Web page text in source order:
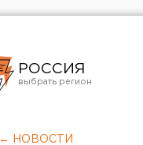
РОССИЯ
Челябинск
← НОВОСТИ